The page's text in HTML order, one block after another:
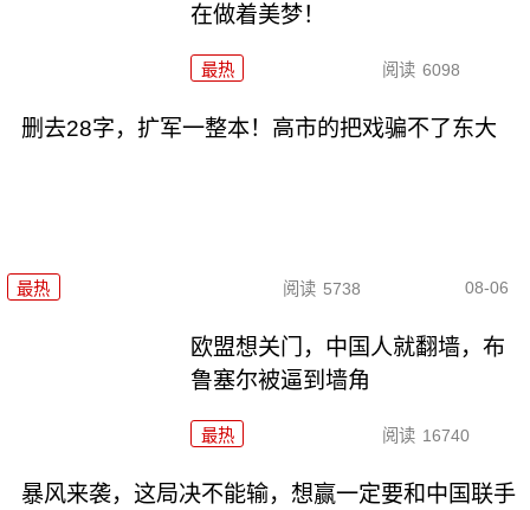
在做着美梦！
最热 阅读 6098
删去28字，扩军一整本！高市的把戏骗不了东大
最热 阅读 5738 08-06
欧盟想关门，中国人就翻墙，布
鲁塞尔被逼到墙角
最热 阅读 16740
暴风来袭，这局决不能输，想赢一定要和中国联手